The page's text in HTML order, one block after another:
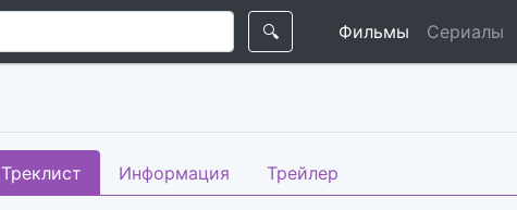
🔍 Фильмы Сериалы
Треклист Информация Трейлер